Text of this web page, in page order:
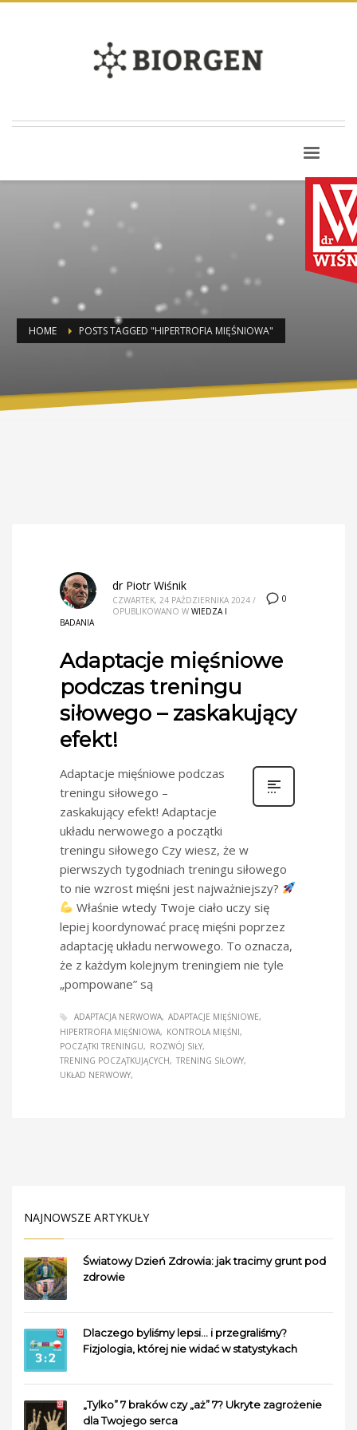
HOME POSTS TAGGED "HIPERTROFIA MIĘŚNIOWA"
0
dr Piotr Wiśnik
CZWARTEK, 24 PAŹDZIERNIKA 2024 /
OPUBLIKOWANO W WIEDZA I
BADANIA
Adaptacje mięśniowe
podczas treningu
siłowego – zaskakujący
efekt!
Adaptacje mięśniowe podczas
treningu siłowego –
zaskakujący efekt! Adaptacje
układu nerwowego a początki
treningu siłowego Czy wiesz, że w
pierwszych tygodniach treningu siłowego
to nie wzrost mięśni jest najważniejszy?
Właśnie wtedy Twoje ciało uczy się
lepiej koordynować pracę mięśni poprzez
adaptację układu nerwowego. To oznacza,
że z każdym kolejnym treningiem nie tyle
„pompowane” są
ADAPTACJA NERWOWA ADAPTACJE MIĘŚNIOWE
HIPERTROFIA MIĘŚNIOWA
KONTROLA MIĘŚNI
POCZĄTKI TRENINGU
ROZWÓJ SIŁY
TRENING POCZĄTKUJĄCYCH
TRENING SIŁOWY
UKŁAD NERWOWY
NAJNOWSZE ARTYKUŁY
Światowy Dzień Zdrowia: jak tracimy grunt pod
zdrowie
Dlaczego byliśmy lepsi… i przegraliśmy?
Fizjologia, której nie widać w statystykach
„Tylko” 7 braków czy „aż” 7? Ukryte zagrożenie
dla Twojego serca